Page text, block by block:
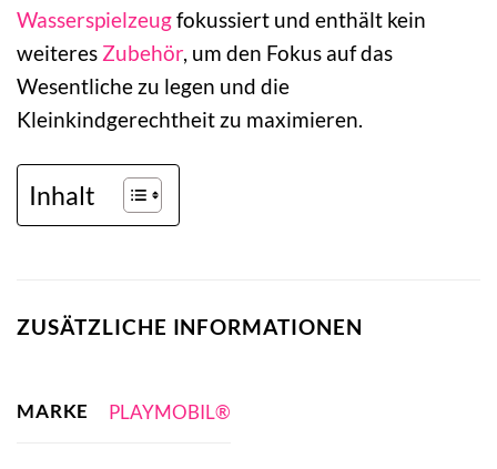
Wasserspielzeugfokussiert und enthält kein
weiteres Zubehör, um den Fokus auf das
Wesentliche zu legen und die
Kleinkindgerechtheit zu maximieren.
Inhalt
ZUSÄTZLICHE INFORMATIONEN
MARKE PLAYMOBIL®